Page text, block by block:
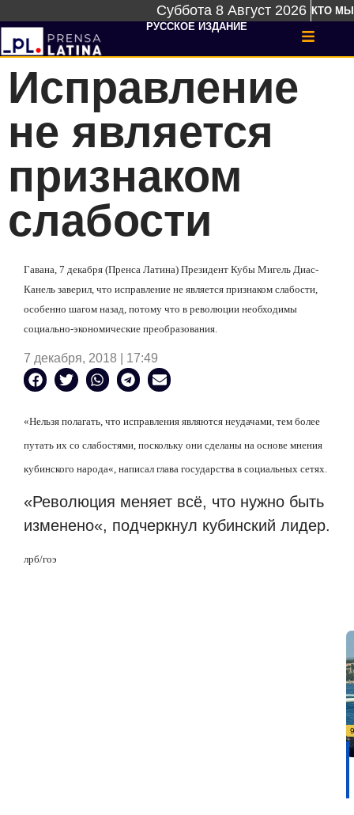
Суббота 8 Август 2026 КТО МЫ
РУССКОЕ ИЗДАНИЕ
Исправление
не является
признаком
слабости
Гавана, 7 декабря (Пренса Латина) Президент Кубы Мигель Диас-
Канель заверил, что исправление не является признаком слабости,
особенно шагом назад, потому что в революции необходимы
социально-экономические преобразования.
7 декабря, 2018 | 17:49
«Нельзя полагать, что исправления являются неудачами, тем более
путать их со слабостями, поскольку они сделаны на основе мнения
кубинского народа« , написал глава государства в социальных сетях.
«Революция меняет всё, что нужно быть
изменено«, подчеркнул кубинский лидер.
лрб/гоэ